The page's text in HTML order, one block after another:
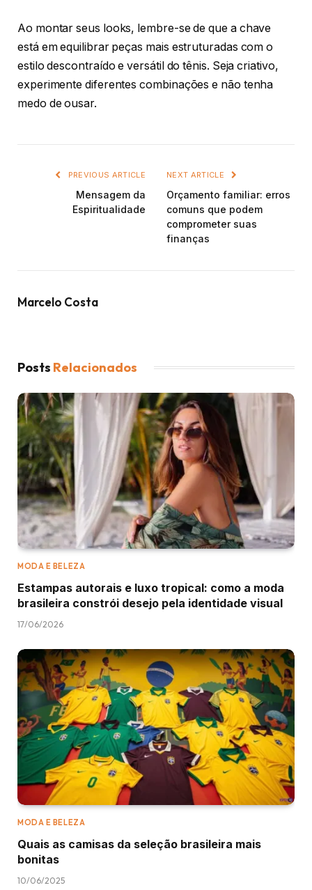
Ao montar seus looks, lembre-se de que a chave
está em equilibrar peças mais estruturadas com o
estilo descontraído e versátil do tênis. Seja criativo,
experimente diferentes combinações e não tenha
medo de ousar.
PREVIOUS ARTICLE
Mensagem da
Espiritualidade
NEXT ARTICLE
Orçamento familiar: erros
comuns que podem
comprometer suas
finanças
Marcelo Costa
Posts Relacionados
MODA E BELEZA
Estampas autorais e luxo tropical: como a moda
brasileira constrói desejo pela identidade visual
17/06/2026
MODA E BELEZA
Quais as camisas da seleção brasileira mais
bonitas
10/06/2025